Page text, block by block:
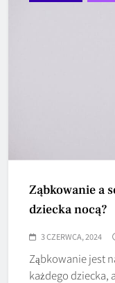
Ząbkowanie a
dziecka nocą?
3 CZERWCA, 2024
Ząbkowanie jest
każdego dziecka,